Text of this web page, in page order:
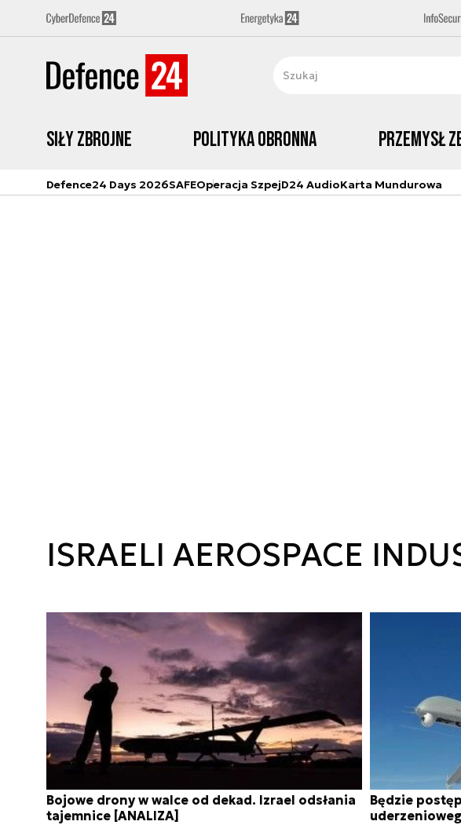
Siły zbrojne Polityka obronna Przemysł
Defence24 Days 2026SAFEOperacja SzpejD24 AudioKarta Mundurowa
ISRAELI AEROSPACE
Bojowe drony w walce od dekad. Izrael odsłania
tajemnice [ANALIZA]
Będzie